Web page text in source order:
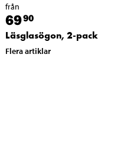
från
6990
Läsglasögon, 2-pack
Flera artiklar